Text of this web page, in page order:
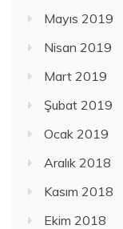
Mayıs 2019
Nisan 2019
Mart 2019
Şubat 2019
Ocak 2019
Aralık 2018
Kasım 2018
Ekim 2018